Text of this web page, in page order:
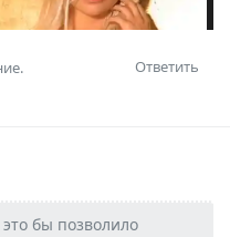
Ответить
бы позволило